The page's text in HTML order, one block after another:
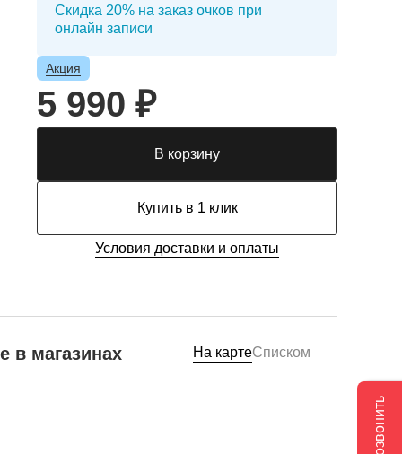
Скидка 20% на заказ очков при
онлайн записи
Акция
5 990 ₽
В корзину
Купить в 1 клик
Условия доставки и оплаты
в магазинах На картеСписком
Позвонить